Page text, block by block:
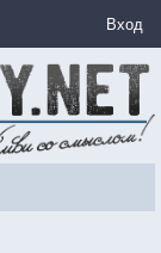
Вход